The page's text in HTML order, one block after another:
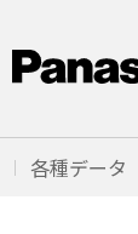
各種データ